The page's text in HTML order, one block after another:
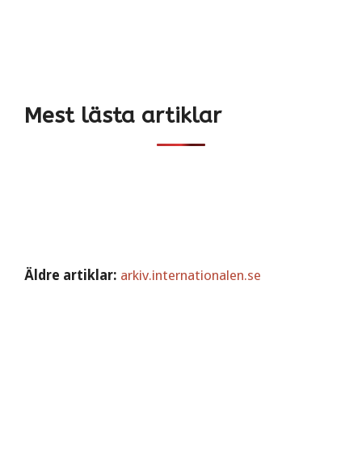
Mest lästa artiklar
Äldre artiklar: arkiv.internationalen.se